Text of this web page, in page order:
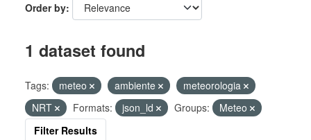
Order by
1 dataset found
Tags: meteo ambiente
meteorologia
NRT
Formats: json_ld Groups:
Meteo
Filter Results